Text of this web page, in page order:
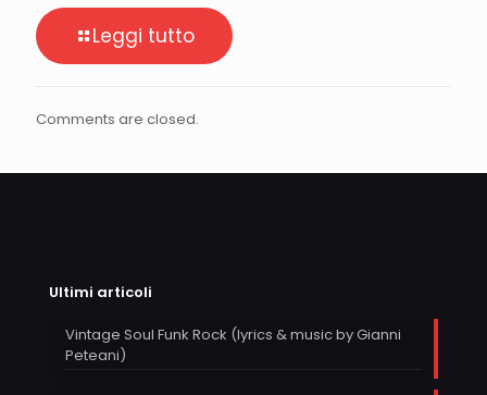
Leggi tutto
Comments are closed.
Ultimi articoli
Vintage Soul Funk Rock (lyrics & music by Gianni
Peteani)